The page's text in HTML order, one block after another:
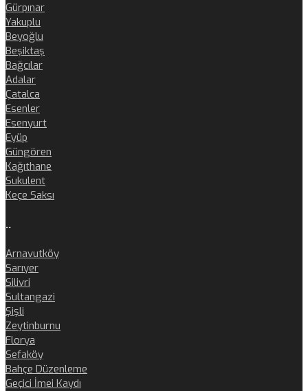
Gürpınar
Yakuplu
Beyoğlu
Beşiktaş
Bağcılar
Adalar
Çatalca
Esenler
Esenyurt
Eyüp
Güngören
Kağıthane
Sukulent
Keçe Saksı
..
Arnavutköy
Sarıyer
Silivri
Sultangazi
Şişli
Zeytinburnu
Florya
Sefaköy
Bahçe Düzenleme
Geçici İmei Kaydı